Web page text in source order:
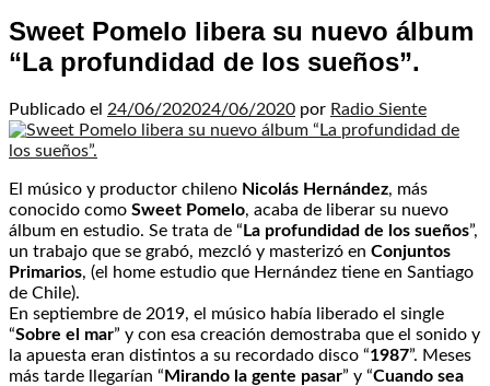
Sweet Pomelo libera su nuevo álbum
“La profundidad de los sueños”.
Publicado el 24/06/202024/06/2020 por Radio Siente
El músico y productor chileno Nicolás Hernández, más
conocido como Sweet Pomelo, acaba de liberar su nuevo
álbum en estudio. Se trata de “ La profundidad de los sueños”,
un trabajo que se grabó, mezcló y masterizó en Conjuntos
Primarios, (el home estudio que Hernández tiene en Santiago
de Chile).
En septiembre de 2019, el músico había liberado el single
“Sobre el mar” y con esa creación demostraba que el sonido y
la apuesta eran distintos a su recordado disco “1987”. Meses
más tarde llegarían “ Mirando la gente pasar” y “Cuando sea